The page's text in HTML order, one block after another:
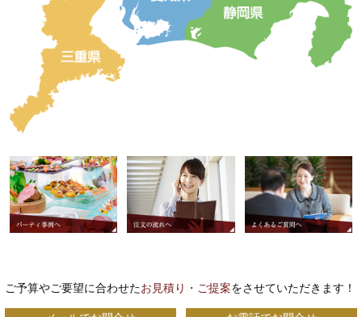
ご予算やご要望に合わせたお見積り・ご提案をさせていただきます！